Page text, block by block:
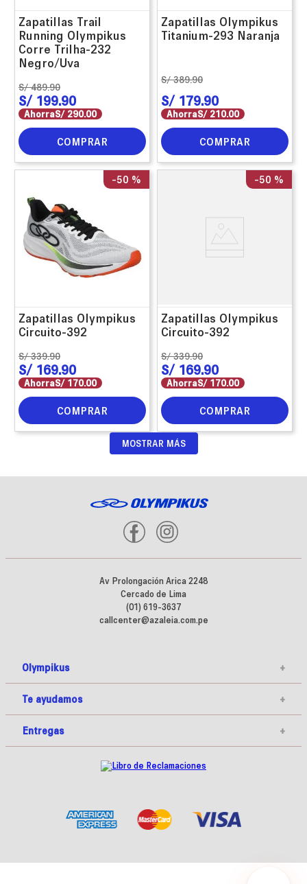
Zapatillas Trail
Running Olympikus
Corre Trilha-232
Negro/Uva
S/ 489.90
S/ 199.90
AhorraS/ 290.00
COMPRAR
Zapatillas Olympikus
Titanium-293 Naranja
S/ 389.90
S/ 179.90
AhorraS/ 210.00
COMPRAR
-50 %
Zapatillas Olympikus
Circuito-392
S/ 339.90
S/ 169.90
AhorraS/ 170.00
COMPRAR
-50 %
Zapatillas Olympikus
Circuito-392
S/ 339.90
S/ 169.90
AhorraS/ 170.00
COMPRAR
MOSTRAR MÁS
Av Prolongación Arica 2248
Cercado de Lima
(01) 619-3637
callcenter@azaleia.com.pe
Olympikus +
Te ayudamos +
Entregas +